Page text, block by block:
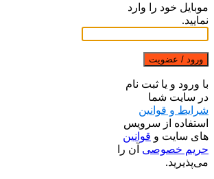
موبایل خود را وارد
نمایید.
ورود / عضویت
با ورود و یا ثبت نام
در سایت شما
شرایط و قوانین
استفاده از سرویس
های سایت و قوانین
حریم خصوصی آن را
می‌پذیرید.